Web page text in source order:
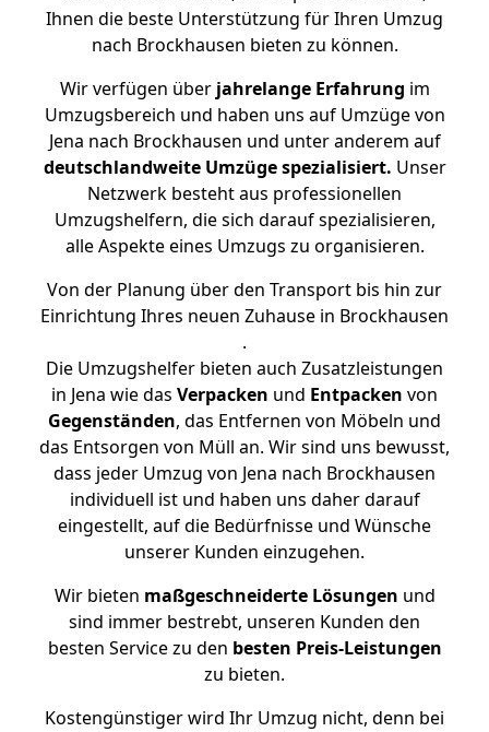
Ihnen die beste Unterstützung für Ihren Umzug
nach Brockhausen bieten zu können.
Wir verfügen überjahrelange Erfahrung im
Umzugsbereich und haben uns auf Umzüge von
Jena nach Brockhausen und unter anderem auf
deutschlandweite Umzüge spezialisiert. Unser
Netzwerk besteht aus professionellen
Umzugshelfern, die sich darauf spezialisieren,
alle Aspekte eines Umzugs zu organisieren.
Von der Planung über den Transport bis hin zur
Einrichtung Ihres neuen Zuhause in Brockhausen
.
Die Umzugshelfer bieten auch Zusatzleistungen
in Jena wie das Verpacken und Entpacken von
Gegenständen, das Entfernen von Möbeln und
das Entsorgen von Müll an. Wir sind uns bewusst,
dass jeder Umzug von Jena nach Brockhausen
individuell ist und haben uns daher darauf
eingestellt, auf die Bedürfnisse und Wünsche
unserer Kunden einzugehen.
Wir bieten maßgeschneiderte Lösungen und
sind immer bestrebt, unseren Kunden den
besten Service zu den besten Preis-Leistungen
zu bieten.
Kostengünstiger wird Ihr Umzug nicht, denn bei